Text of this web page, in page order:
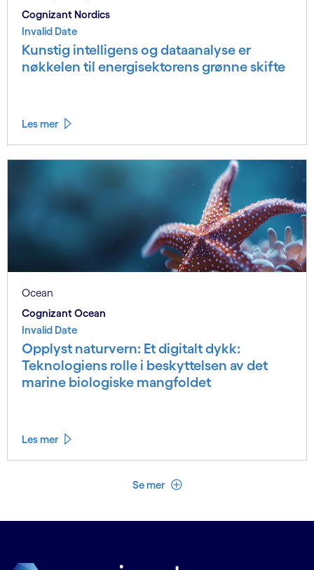
Cognizant Nordics
Invalid Date
Kunstig intelligens og dataanalyse er
nøkkelen til energisektorens grønne skifte
Les mer
Ocean
Cognizant Ocean
Invalid Date
Opplyst naturvern: Et digitalt dykk:
Teknologiens rolle i beskyttelsen av det
marine biologiske mangfoldet
Les mer
Se mer Se mindre